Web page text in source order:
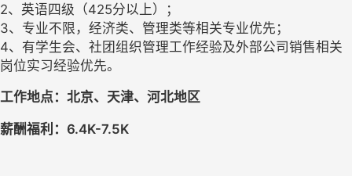
2、英语四级（425分以上）；
3、专业不限，经济类、管理类等相关专业优先；
4、有学生会、社团组织管理工作经验及外部公司销售相关
岗位实习经验优先。
工作地点：北京、天津、河北地区
薪酬福利：6.4K-7.5K